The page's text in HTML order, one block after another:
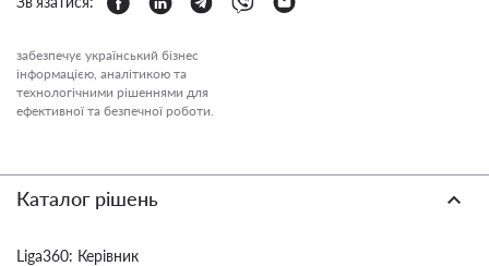
забезпечує український бізнес
інформацією, аналітикою та
технологічними рішеннями для
ефективної та безпечної роботи.
Каталог рішень
Liga360: Керівник